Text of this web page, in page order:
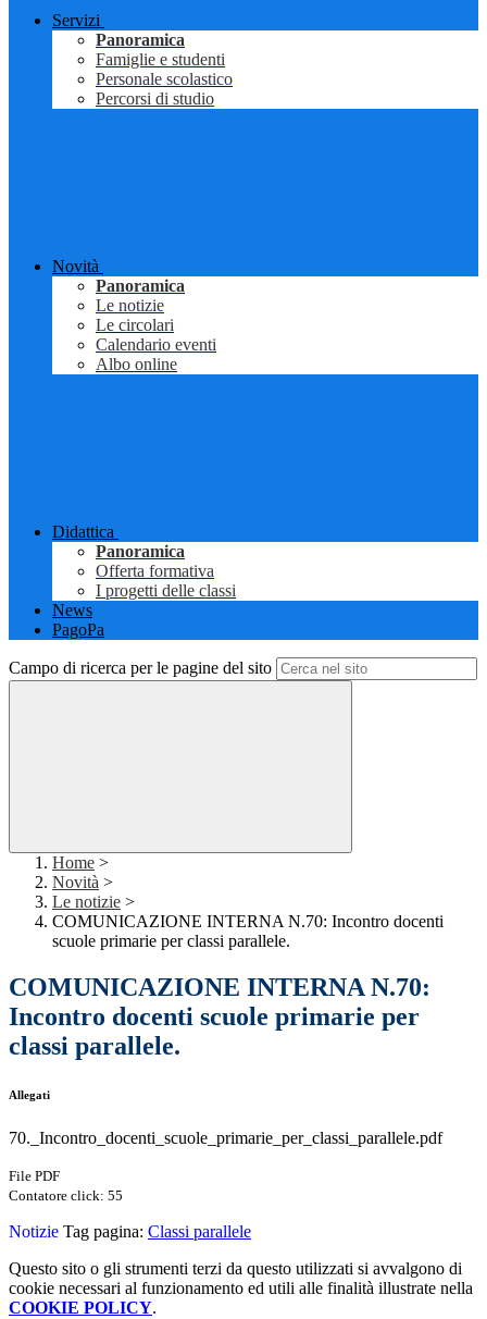
Servizi
Panoramica
Famiglie e studenti
Personale scolastico
Percorsi di studio
Novità
Panoramica
Le notizie
Le circolari
Calendario eventi
Albo online
Didattica
Panoramica
Offerta formativa
I progetti delle classi
News
PagoPa
Campo di ricerca per le pagine del sito
Home >
Novità >
Le notizie >
COMUNICAZIONE INTERNA N.70: Incontro docenti
scuole primarie per classi parallele.
COMUNICAZIONE INTERNA N.70:
Incontro docenti scuole primarie per
classi parallele.
Allegati
70._Incontro_docenti_scuole_primarie_per_classi_parallele.pdf
File PDF
Contatore click: 55
Notizie Tag pagina: Classi parallele
Questo sito o gli strumenti terzi da questo utilizzati si avvalgono di
cookie necessari al funzionamento ed utili alle finalità illustrate nella
COOKIE POLICY.